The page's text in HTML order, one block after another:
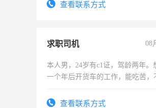
查看联系方式
求职司机 08
本人男，24岁有c1证，驾龄两年。
一个年后开货车的工作，能吃苦，
查看联系方式